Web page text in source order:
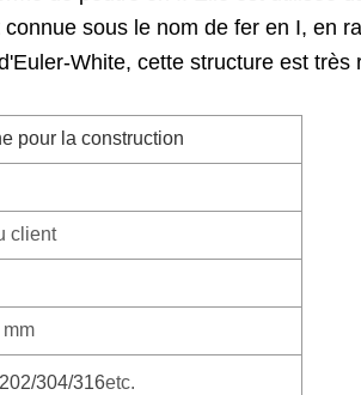
sous le nom de fer en I, en
White, cette structure est très
pour la construction
client
304/316etc.